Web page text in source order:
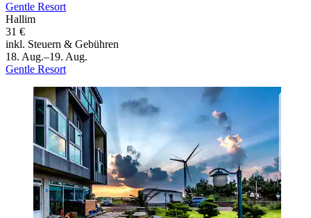
Gentle Resort
Hallim
31 €
inkl. Steuern & Gebühren
18. Aug.–19. Aug.
Gentle Resort